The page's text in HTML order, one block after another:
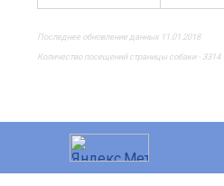
Последнее обновление данных 11.01.2018
Количество посещений страницы собаки - 3314